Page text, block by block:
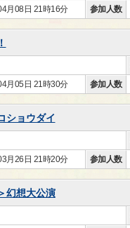
月08日 21時16分 参加人数
月05日 21時30分 参加人数
ショウダイ
月26日 21時20分 参加人数
幻想大公演